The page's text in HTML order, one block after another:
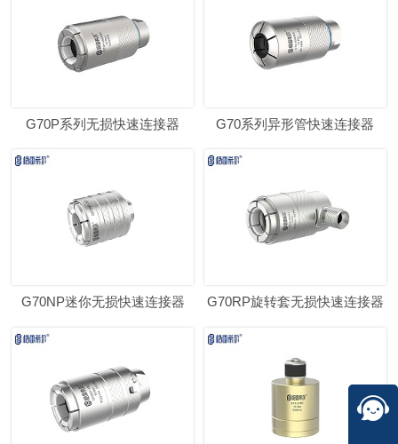
G70P系列无损快速连接器 G70系列异形管快速连接器
G70NP迷你无损快速连接器 G70RP旋转套无损快速连接器